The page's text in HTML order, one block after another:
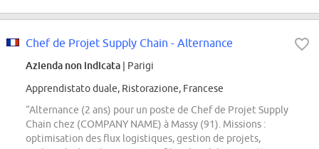
Chef de Projet Supply Chain - Alternance
Azienda non indicata | Parigi
Apprendistato duale, Ristorazione, Francese
“Alternance (2 ans) pour un poste de Chef de Projet Supply
Chain chez (COMPANY NAME) à Massy (91). Missions :
optimisation des flux logistiques, gestion de projets,